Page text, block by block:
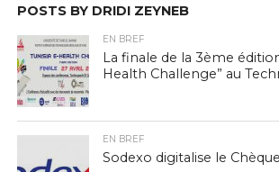
POSTS BY DRIDI ZEYNEB
EN BREF
La finale de la 3ème
Health Challenge” au
EN BREF
Sodexo digitalise le